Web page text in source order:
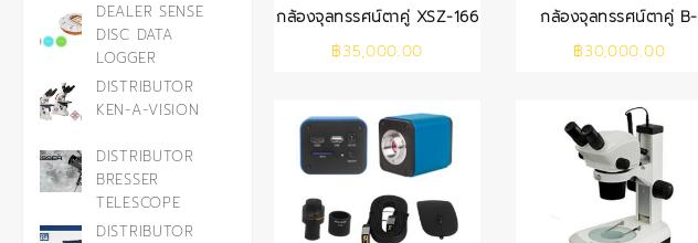
DEALER SENSE
DISC DATA
LOGGER
DISTRIBUTOR
KEN-A-VISION
DISTRIBUTOR
BRESSER
TELESCOPE
DISTRIBUTOR
กล้องจุลทรรศน์ตาคู่ XSZ-166
฿35,000.00
กล้องจุลทรรศน์ตาคู่ B-
159RPL (OPTIKA)
฿30,000.00